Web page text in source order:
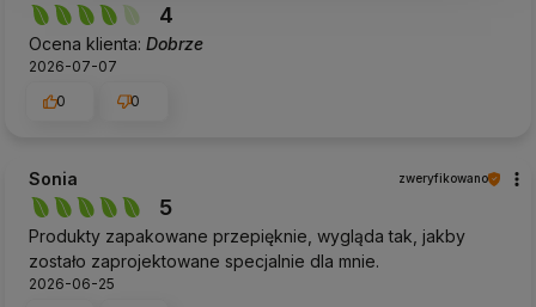
4
Ocena klienta: Dobrze
2026-07-07
0
0
Sonia zweryfikowano
5
Produkty zapakowane przepięknie, wygląda tak, jakby
zostało zaprojektowane specjalnie dla mnie.
2026-06-25